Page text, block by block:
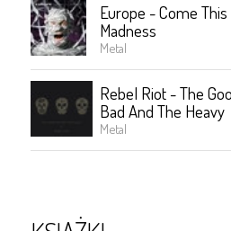
Europe - Come This
Madness
Metal
Rebel Riot - The
Bad And The Heavy
Metal